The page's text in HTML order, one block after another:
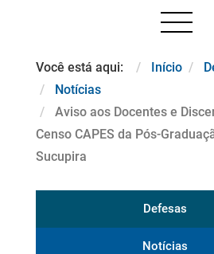
Você está aqui: Início
Notícias
Aviso aos Docentes e
Censo CAPES da Pós-
Sucupira
Defesas
Notícias